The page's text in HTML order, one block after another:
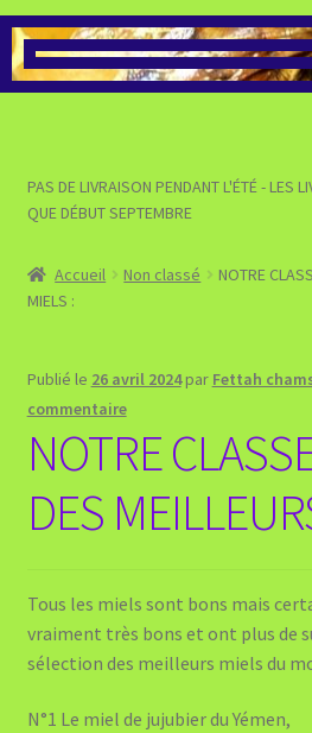
>>> VOIR LA
PRÉPARATIONS À
>>> VOIR MON
PAS DE LIVRAISON PENDANT L'ÉTÉ - LES
QUE DÉBUT SEPTEMBRE
Accueil Non classé
NOTRE
MIELS :
Publié le 26 avril 2024par Fettah
commentaire
NOTRE
DES
Tous les miels sont bons mais
vraiment très bons et ont plus de
sélection des meilleurs miels du
N°1 Le miel de jujubier du Yémen,